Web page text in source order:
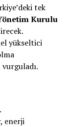
tek
Kurulu
yükseltici
enerji